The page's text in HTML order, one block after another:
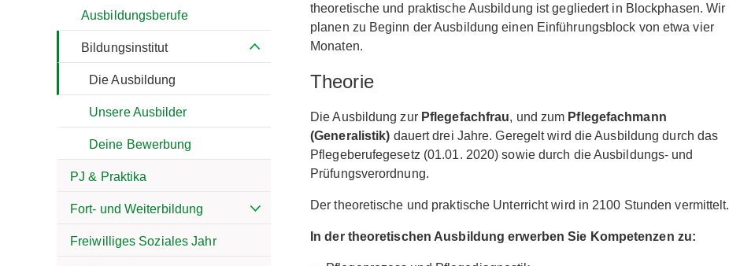
Ausbildungsberufe
Bildungsinstitut
Die Ausbildung
Unsere Ausbilder
Deine Bewerbung
PJ & Praktika
Fort- und Weiterbildung
Freiwilliges Soziales Jahr
theoretische und praktische Ausbildung ist gegliedert in Blockphasen. Wir
planen zu Beginn der Ausbildung einen Einführungsblock von etwa vier
Monaten.
Theorie
Die Ausbildung zur Pflegefachfrau, und zum Pflegefachmann
(Generalistik) dauert drei Jahre. Geregelt wird die Ausbildung durch das
Pflegeberufegesetz (01.01. 2020) sowie durch die Ausbildungs- und
Prüfungsverordnung.
Der theoretische und praktische Unterricht wird in 2100 Stunden vermittelt.
In der theoretischen Ausbildung erwerben Sie Kompetenzen zu: